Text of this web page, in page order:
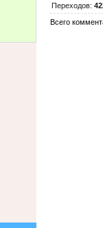
Переходов:
Всего